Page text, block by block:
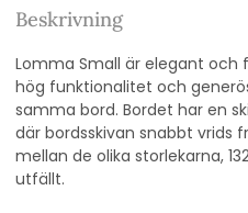
Beskrivning
Lomma Small är elegant och
hög funktionalitet och
samma bord. Bordet har en
där bordsskivan snabbt vrids
mellan de olika storlekarna,
utfällt.